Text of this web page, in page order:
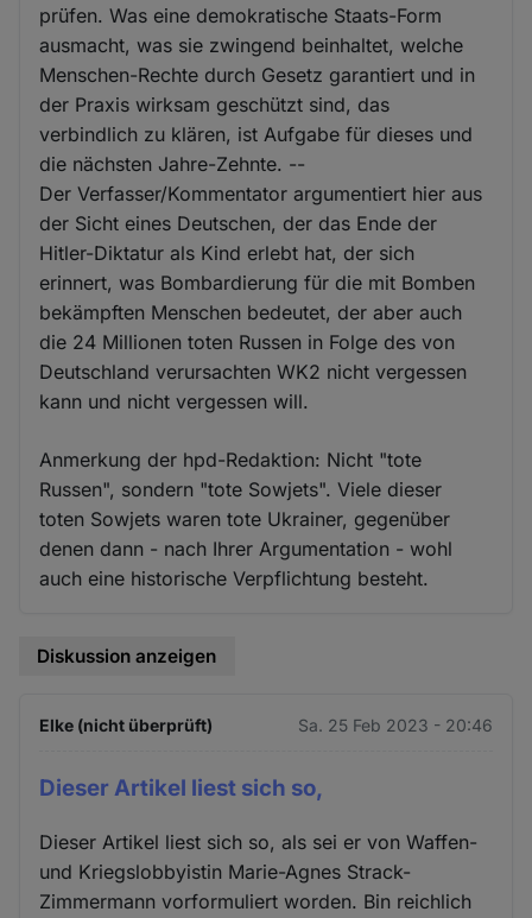
prüfen. Was eine demokratische Staats-Form
ausmacht, was sie zwingend beinhaltet, welche
Menschen-Rechte durch Gesetz garantiert und in
der Praxis wirksam geschützt sind, das
verbindlich zu klären, ist Aufgabe für dieses und
die nächsten Jahre-Zehnte. --
Der Verfasser/Kommentator argumentiert hier aus
der Sicht eines Deutschen, der das Ende der
Hitler-Diktatur als Kind erlebt hat, der sich
erinnert, was Bombardierung für die mit Bomben
bekämpften Menschen bedeutet, der aber auch
die 24 Millionen toten Russen in Folge des von
Deutschland verursachten WK2 nicht vergessen
kann und nicht vergessen will.
Anmerkung der hpd-Redaktion: Nicht "tote
Russen", sondern "tote Sowjets". Viele dieser
toten Sowjets waren tote Ukrainer, gegenüber
denen dann - nach Ihrer Argumentation - wohl
auch eine historische Verpflichtung besteht.
Diskussion anzeigen
Elke (nicht überprüft) Sa. 25 Feb 2023 - 20:46
Dieser Artikel liest sich so,
Dieser Artikel liest sich so, als sei er von Waffen-
und Kriegslobbyistin Marie-Agnes Strack-
Zimmermann vorformuliert worden. Bin reichlich